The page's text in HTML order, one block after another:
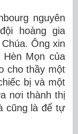
nguyên
hoàng gia
Ông xin
Mọn của
cho thầy một
bị và một
nơi thành thị
cũng là để tự